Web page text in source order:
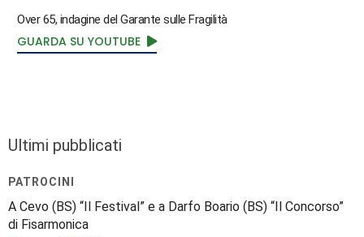
Over 65, indagine del Garante sulle Fragilità
GUARDA SU YOUTUBE
Ultimi pubblicati
PATROCINI
A Cevo (BS) “Il Festival” e a Darfo Boario (BS) “Il Concorso”
di Fisarmonica